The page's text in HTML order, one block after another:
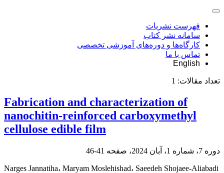
فهرست نشریات
سامانه نشر کتاب
کارگاه‌ها و دوره‌های آموزشی تخصصی
تماس با ما
English
تعداد مقالات: 1
Fabrication and characterization of
nanochitin-reinforced carboxymethyl
cellulose edible film
دوره 7، شماره 1، آبان 2024، صفحه 41-46
Narges Jannatiha، Maryam Moslehishad، Saeedeh Shojaee-Aliabadi